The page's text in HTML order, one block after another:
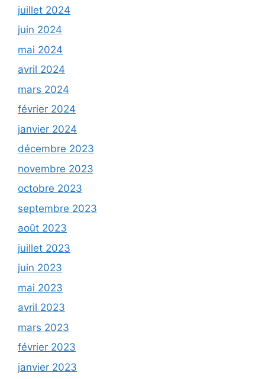
juillet 2024
juin 2024
mai 2024
avril 2024
mars 2024
février 2024
janvier 2024
décembre 2023
novembre 2023
octobre 2023
septembre 2023
août 2023
juillet 2023
juin 2023
mai 2023
avril 2023
mars 2023
février 2023
janvier 2023